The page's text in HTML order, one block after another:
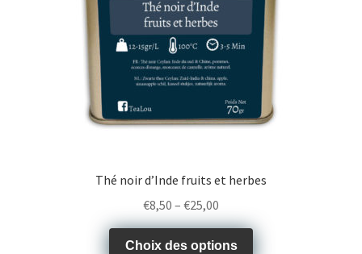
Thé noir d’Inde fruits et herbes
€8,50 – €25,00
Choix des options